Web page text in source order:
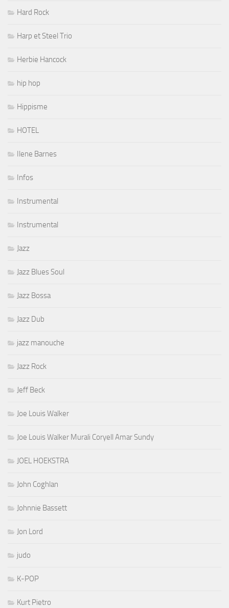
Hard Rock
Harp et Steel Trio
Herbie Hancock
hip hop
Hippisme
HOTEL
Ilene Barnes
Infos
Instrumental
Instrumental
Jazz
Jazz Blues Soul
Jazz Bossa
Jazz Dub
jazz manouche
Jazz Rock
Jeff Beck
Joe Louis Walker
Joe Louis Walker Murali Coryell Amar Sundy
JOEL HOEKSTRA
John Coghlan
Johnnie Bassett
Jon Lord
judo
K-POP
Kurt Pietro